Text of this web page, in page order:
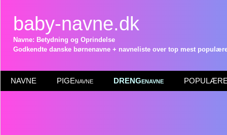
baby-navne.dk
Navne: Betydning og Oprindelse
Godkendte danske børnenavne + navneliste over top mest
NAVNE PIGEnavne DRENGenavne POPULÆRE